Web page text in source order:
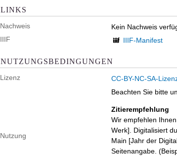
LINKS
Nachweis
Kein Nachweis
IIIF
IIIF-Manifest
NUTZUNGSBEDINGUNGEN
Lizenz CC-BY-NC-SA-
Nutzung
Beachten Sie bitte
Zitierempfehlung
Wir empfehlen
Werk]. Digitalisiert
Main [Jahr der
Seitenangabe.